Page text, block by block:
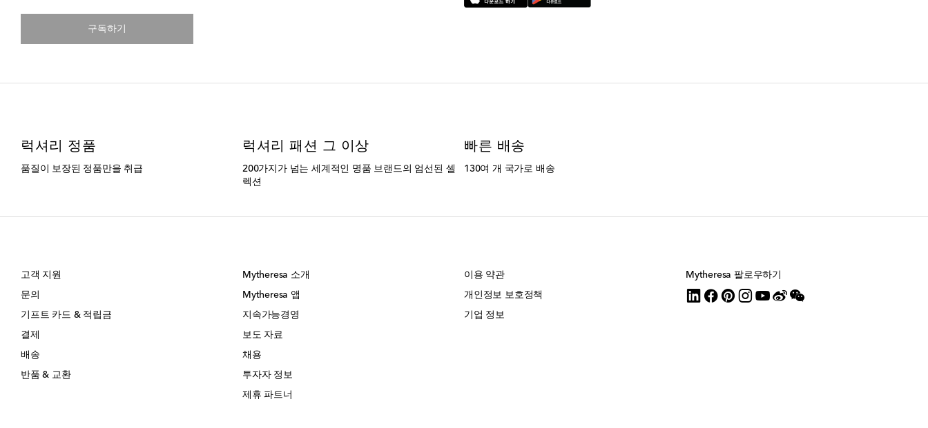
구독하기
럭셔리 정품
품질이 보장된 정품만을 취급
럭셔리 패션 그 이상
200가지가 넘는 세계적인 명품 브랜드의 엄선된 셀
렉션
빠른 배송
130여 개 국가로 배송
고객 지원
문의
기프트 카드 & 적립금
결제
배송
반품 & 교환
Mytheresa 소개
Mytheresa 앱
지속가능경영
보도 자료
채용
투자자 정보
제휴 파트너
이용 약관
개인정보 보호정책
기업 정보
Mytheresa 팔로우하기